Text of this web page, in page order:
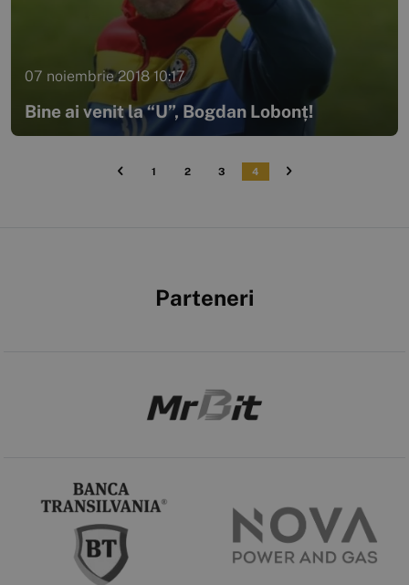
07 noiembrie 2018 10:17
Bine ai venit la “U”, Bogdan Lobonț!
1 2 3 4
Parteneri